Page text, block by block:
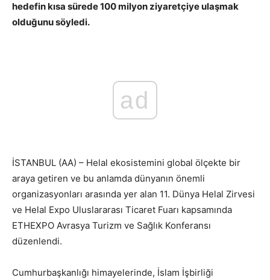
hedefin kısa sürede 100 milyon ziyaretçiye ulaşmak
olduğunu söyledi.
ad
İSTANBUL (AA) – Helal ekosistemini global ölçekte bir
araya getiren ve bu anlamda dünyanın önemli
organizasyonları arasında yer alan 11. Dünya Helal Zirvesi
ve Helal Expo Uluslararası Ticaret Fuarı kapsamında
ETHEXPO Avrasya Turizm ve Sağlık Konferansı
düzenlendi.
Cumhurbaşkanlığı himayelerinde, İslam İşbirliği